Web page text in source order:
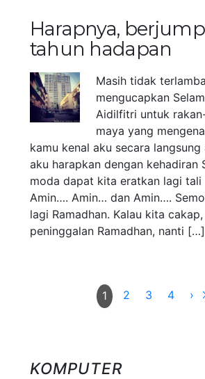
Harapnya,
tahun hadapan
Masih tidak
mengucapkan
Aidilfitri untuk
maya yang
kamu kenal aku secara
aku harapkan dengan kehadiran
moda dapat kita eratkan lagi tali
Amin…. Amin… dan Amin….
lagi Ramadhan. Kalau kita
peninggalan Ramadhan, nanti […]
1 2 3 4 ›
KOMPUTER